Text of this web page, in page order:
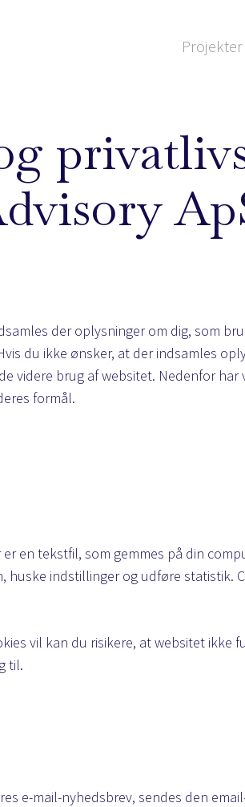
Projekter
der oplysninger om dig, som
du ikke ønsker, at der indsamles
videre brug af websitet. Nedenfor har
formål.
er en tekstfil, som gemmes på din
huske indstillinger og udføre statistik.
vil kan du risikere, at websitet ikke
til.
e-mail-nyhedsbrev, sendes den